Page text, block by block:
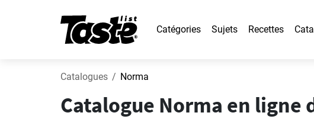
Catégories Sujets Recettes
Catalogues Norma
Catalogue Norma en ligne